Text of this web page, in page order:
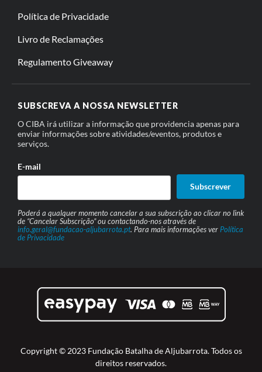
Política de Privacidade
Livro de Reclamações
Regulamento Giveaway
SUBSCREVA A NOSSA NEWSLETTER
O CIBA irá utilizar a informação que providencia apenas para
enviar informações sobre atividades/eventos, produtos e
serviços.
E-mail
Subscrever
Poderá a qualquer momento cancelar a sua subscrição ao clicar no link
de “Cancelar Subscrição” ou contactando-nos através de
info.geral@fundacao-aljubarrota.pt. Para mais informações verPolítica
de Privacidade
Copyright © 2023 Fundação Batalha de Aljubarrota. Todos os
direitos reservados.